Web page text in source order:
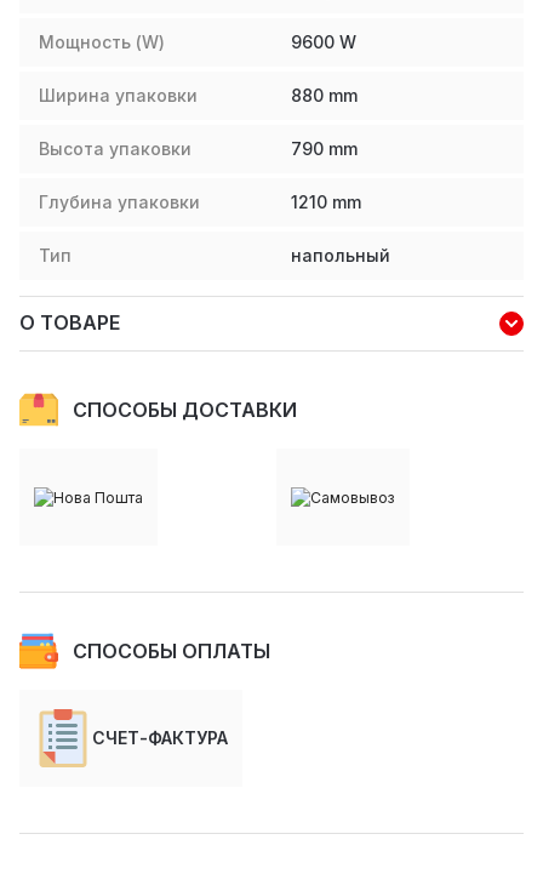
Мощность (W) 9600 W
Ширина упаковки 880 mm
Высота упаковки 790 mm
Глубина упаковки 1210 mm
Тип напольный
О ТОВАРЕ
СПОСОБЫ ДОСТАВКИ
СПОСОБЫ ОПЛАТЫ
СЧЕТ-ФАКТУРА